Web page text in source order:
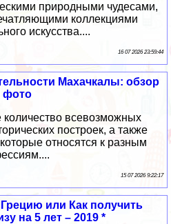
природными чудесами,
коллекциями
искусства....
16 07 2026 23:59:44
Махачкалы: обзор
фото
всевозможных
построек, а также
относятся к разным
15 07 2026 9:22:17
или Как получить
на 5 лет – 2019 *